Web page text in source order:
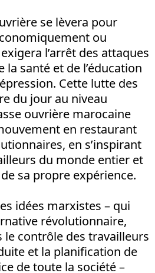
se lèvera pour
ou
l’arrêt des attaques
la santé et de l’éducation
Cette lutte des
du jour au niveau
ouvrière marocaine
en restaurant
en s’inspirant
du monde entier et
sa propre expérience.
idées marxistes – qui
révolutionnaire,
le contrôle des travailleurs
et la planification de
de toute la société –